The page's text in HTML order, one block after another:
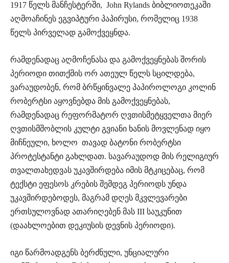
1917 წელს მანჩესტერში, John Rylands ბიბლიოთეკაში
აღმოაჩინეს ეგვიპტური პაპირუსი, რომელიც 1938
წელს პირველად გამოქვეყნდა.
რამდენადაც აღმოჩენასა და გამოქვეყნებას შორის
პერიოდი თითქმის ორ ათეულ წელს სცილდება,
ვარაუდობენ, რომ ბრწყინვალე პაპიროლოგი კოლინ
რობერტსი აყოვნებდა მის გამოქვეყნებას,
რამდენადაც რეფორმატორ ღვთისმეტყველთა მიერ
ღვთისმშობლის კულტი გვიანი ხანის მოვლენად იყო
მიჩნეული, ხოლო თავად ბატონი რობერტსი
პროტესტანტი გახლდათ. სავარაუდოდ მის რელიგიურ
თვალთახედვას უკავშირდება იმის მტკიცებაც, რომ
ტექსტი ეფესოს კრების შემდეგ პერიოდს უნდა
უკავშირდებოდეს, მაგრამ დღეს მკვლევარები
ერთსულოვნად ათარიღებენ მას III საუკუნით
(დაახლოებით დეკიუსის დევნის პერიოდი).
იგი წარმოადგენს ბერძნული, უნციალური